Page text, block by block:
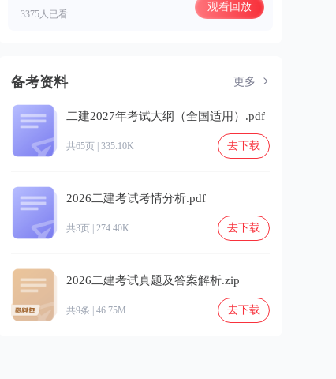
3375人已看
观看回放
备考资料 更多
二建2027年考试大纲（全国适用）.pdf
共65页 | 335.10K 去下载
2026二建考试考情分析.pdf
共3页 | 274.40K 去下载
2026二建考试真题及答案解析.zip
共9条 | 46.75M 去下载